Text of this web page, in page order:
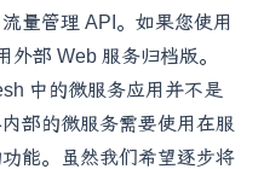
量管理 API 。如果您使用
外部 Web 服务归档版。
中的微服务应用并不是
部的微服务需要使用在服
能。虽然我们希望逐步将